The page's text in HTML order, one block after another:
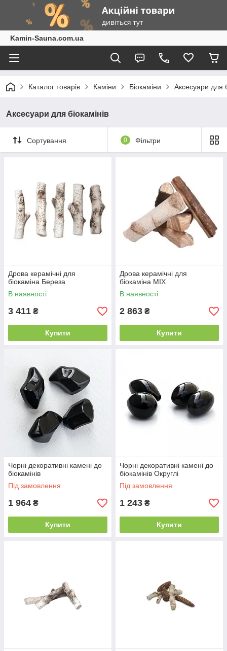
Kamin-Sauna.com.ua
Каталог товарів Каміни Біокаміни Аксесуари для
Аксесуари для біокамінів
Сортування 0 Фільтри
Дрова керамічні для
біокаміна Береза
В наявності
3 411 ₴
Купити
Дрова керамічні для
біокаміна MIX
В наявності
2 863 ₴
Купити
Чорні декоративні камені до
біокамінів
Під замовлення
1 964 ₴
Купити
Чорні декоративні камені до
біокамінів Округлі
Під замовлення
1 243 ₴
Купити